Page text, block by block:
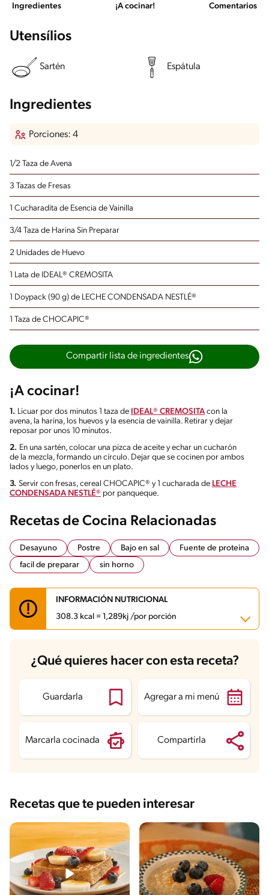
Ingredientes ¡A cocinar! Comentarios
Utensílios
Sartén Espátula
Ingredientes
Porciones: 4
1/2 Taza de Avena
3 Tazas de Fresas
1 Cucharadita de Esencia de Vainilla
3/4 Taza de Harina Sin Preparar
2 Unidades de Huevo
1 Lata de IDEAL® CREMOSITA
1 Doypack (90 g) de LECHE CONDENSADA NESTLÉ®
1 Taza de CHOCAPIC®
Compartir lista de ingredientes
¡A cocinar!
1. Licuar por dos minutos 1 taza de IDEAL® CREMOSITAcon la
avena, la harina, los huevos y la esencia de vainilla. Retirar y dejar
reposar por unos 10 minutos.
2. En una sartén, colocar una pizca de aceite y echar un cucharón
de la mezcla, formando un círculo. Dejar que se cocinen por ambos
lados y luego, ponerlos en un plato.
3. Servir con fresas, cereal CHOCAPIC® y 1 cucharada de LECHE
CONDENSADA NESTLÉ® por panqueque.
Recetas de Cocina Relacionadas
Desayuno Postre Bajo en sal
Fuente de proteina
facil de preparar
sin horno
INFORMACIÓN NUTRICIONAL
308.3 kcal = 1,289kj /por porción
Carbohidratos
47.9 g
Energía 308.3 kcal
Proteína
Grasas saturadas 3.9 g
Sodio 186.8 mg
¿Qué quieres hacer con esta receta?
Guardarla Agregar a mi menú
Marcarla cocinada Compartirla
Recetas que te pueden interesar